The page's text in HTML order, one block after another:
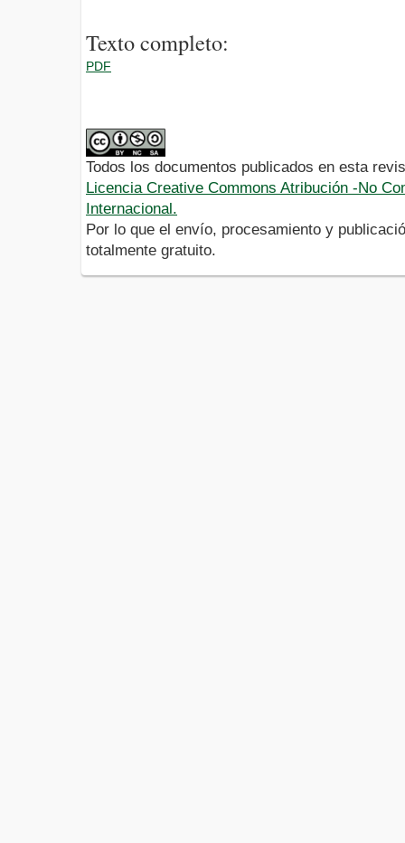
Texto completo:
PDF
Todos los documentos publicados en esta
Licencia Creative Commons Atribución -No
Internacional.
Por lo que el envío, procesamiento y
totalmente gratuito.